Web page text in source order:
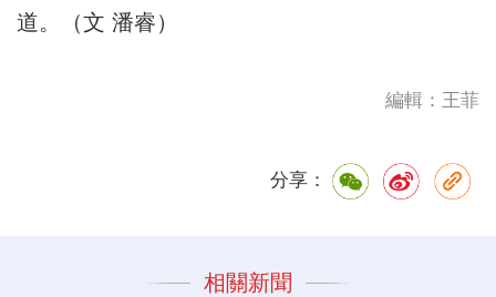
道。（文 潘睿）
編輯：王菲
分享：
相關新聞